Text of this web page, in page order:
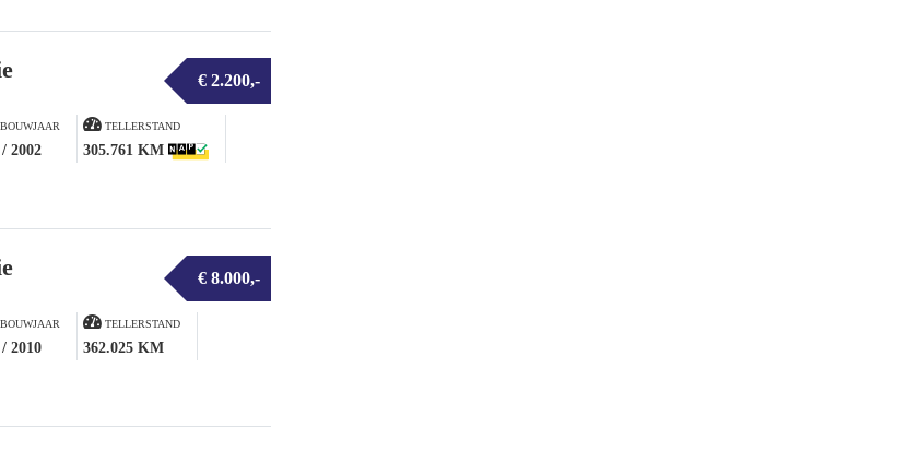
€ 2.200,-
BOUWJAAR
2002
TELLERSTAND
305.761 KM
€ 8.000,-
BOUWJAAR
2010
TELLERSTAND
362.025 KM